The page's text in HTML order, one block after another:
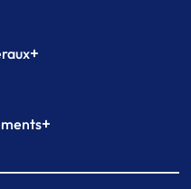
+
+
indoor